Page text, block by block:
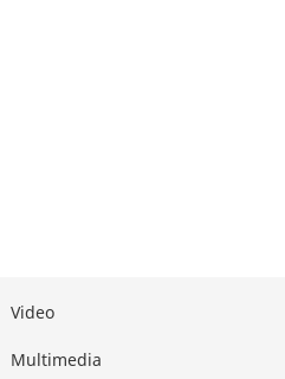
Video
Multimedia